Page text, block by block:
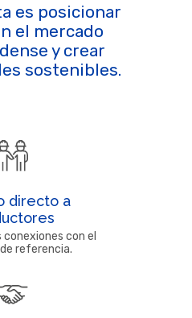
es posicionar
el mercado
y crear
sostenibles.
directo a
con el
referencia.